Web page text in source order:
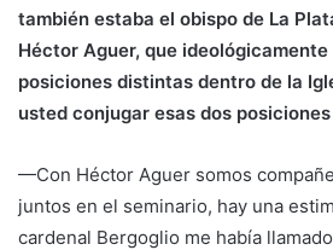
también estaba el obispo de La
Héctor Aguer, que
posiciones distintas dentro de la
usted conjugar esas dos
—Con Héctor Aguer somos
juntos en el seminario, hay una
cardenal Bergoglio me había